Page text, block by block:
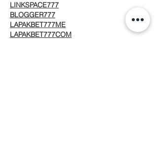
LINKSPACE777
BLOGGER777
LAPAKBET777ME
LAPAKBET777COM